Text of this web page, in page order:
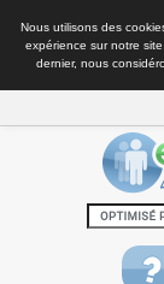
Nous utilisons des
expérience sur notre
dernier, nous